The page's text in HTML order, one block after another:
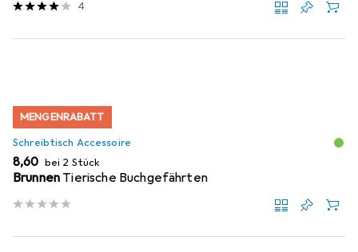
4
MENGENRABATT
Schreibtisch Accessoire
EUR
8,60 bei 2 Stück
Brunnen Tierische Buchgefährten